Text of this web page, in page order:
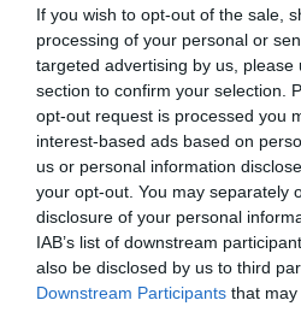
If you wish to opt-out of the sale,
processing of your personal or
targeted advertising by us, please
section to confirm your selection.
opt-out request is processed you
interest-based ads based on
us or personal information
your opt-out. You may separately
disclosure of your personal
IAB’s list of downstream
also be disclosed by us to third
Downstream Participants that
Neįtikėtini faktai Kitos
alkoholio
Alkoholis moterų
kartus
lėtinės